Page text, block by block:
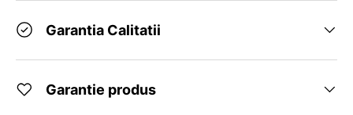
Garantia Calitatii
Garantie produs